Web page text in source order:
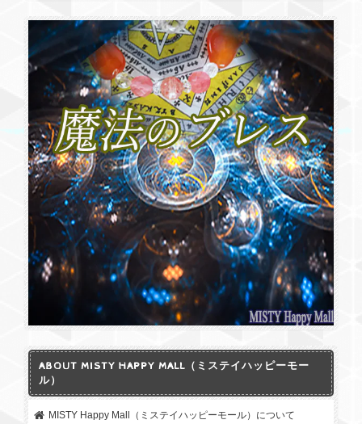
ABOUT MISTY HAPPY MALL（ミステイハッピーモー
ル）
MISTY Happy Mall（ミステイハッピーモール）について